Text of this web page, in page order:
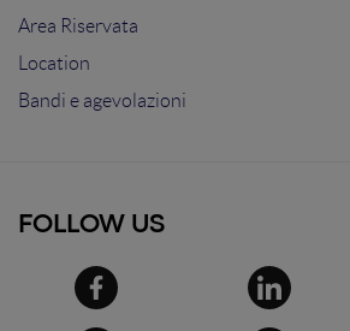
Area Riservata
Location
Bandi e agevolazioni
FOLLOW US